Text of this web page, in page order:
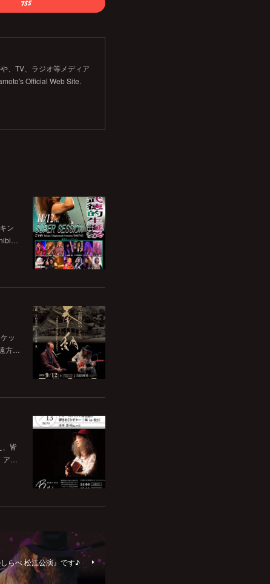
、TV、ラジオ等メディア
Official Web Site.
ン
ッ
方…
皆
ア…
らべ 松江公演』です♪